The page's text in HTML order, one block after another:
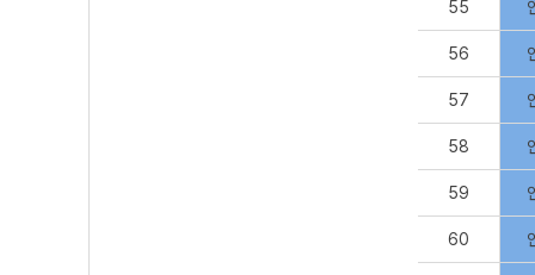
55
56
57
58
59
60